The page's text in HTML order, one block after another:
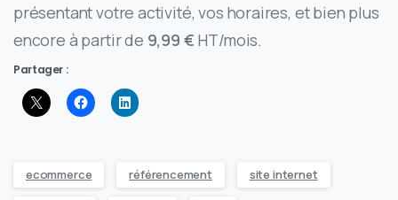
présentant votre activité, vos horaires, et bien plus
encore à partir de 9,99 € HT/mois.
Partager :
ecommerce référencement site internet